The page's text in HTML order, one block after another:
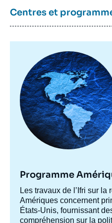
Centres et
principale
Programme
Accroche
centre
Les travaux de l’Ifri sur la
Amériques concernent
États-Unis, fournissant
compréhension sur la